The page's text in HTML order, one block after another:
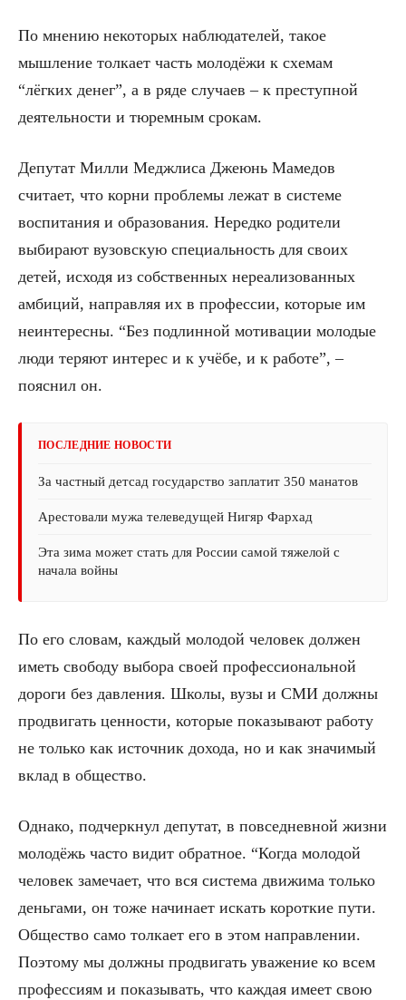
По мнению некоторых наблюдателей, такое
мышление толкает часть молодёжи к схемам
“лёгких денег”, а в ряде случаев – к преступной
деятельности и тюремным срокам.
Депутат Милли Меджлиса Джеюнь Мамедов
считает, что корни проблемы лежат в системе
воспитания и образования. Нередко родители
выбирают вузовскую специальность для своих
детей, исходя из собственных нереализованных
амбиций, направляя их в профессии, которые им
неинтересны. “Без подлинной мотивации молодые
люди теряют интерес и к учёбе, и к работе”, –
пояснил он.
ПОСЛЕДНИЕ НОВОСТИ
За частный детсад государство заплатит 350 манатов
Арестовали мужа телеведущей Нигяр Фархад
Эта зима может стать для России самой тяжелой с
начала войны
По его словам, каждый молодой человек должен
иметь свободу выбора своей профессиональной
дороги без давления. Школы, вузы и СМИ должны
продвигать ценности, которые показывают работу
не только как источник дохода, но и как значимый
вклад в общество.
Однако, подчеркнул депутат, в повседневной жизни
молодёжь часто видит обратное. “Когда молодой
человек замечает, что вся система движима только
деньгами, он тоже начинает искать короткие пути.
Общество само толкает его в этом направлении.
Поэтому мы должны продвигать уважение ко всем
профессиям и показывать, что каждая имеет свою